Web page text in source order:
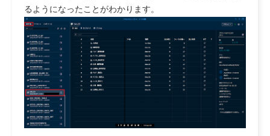
るようになったことがわかります。